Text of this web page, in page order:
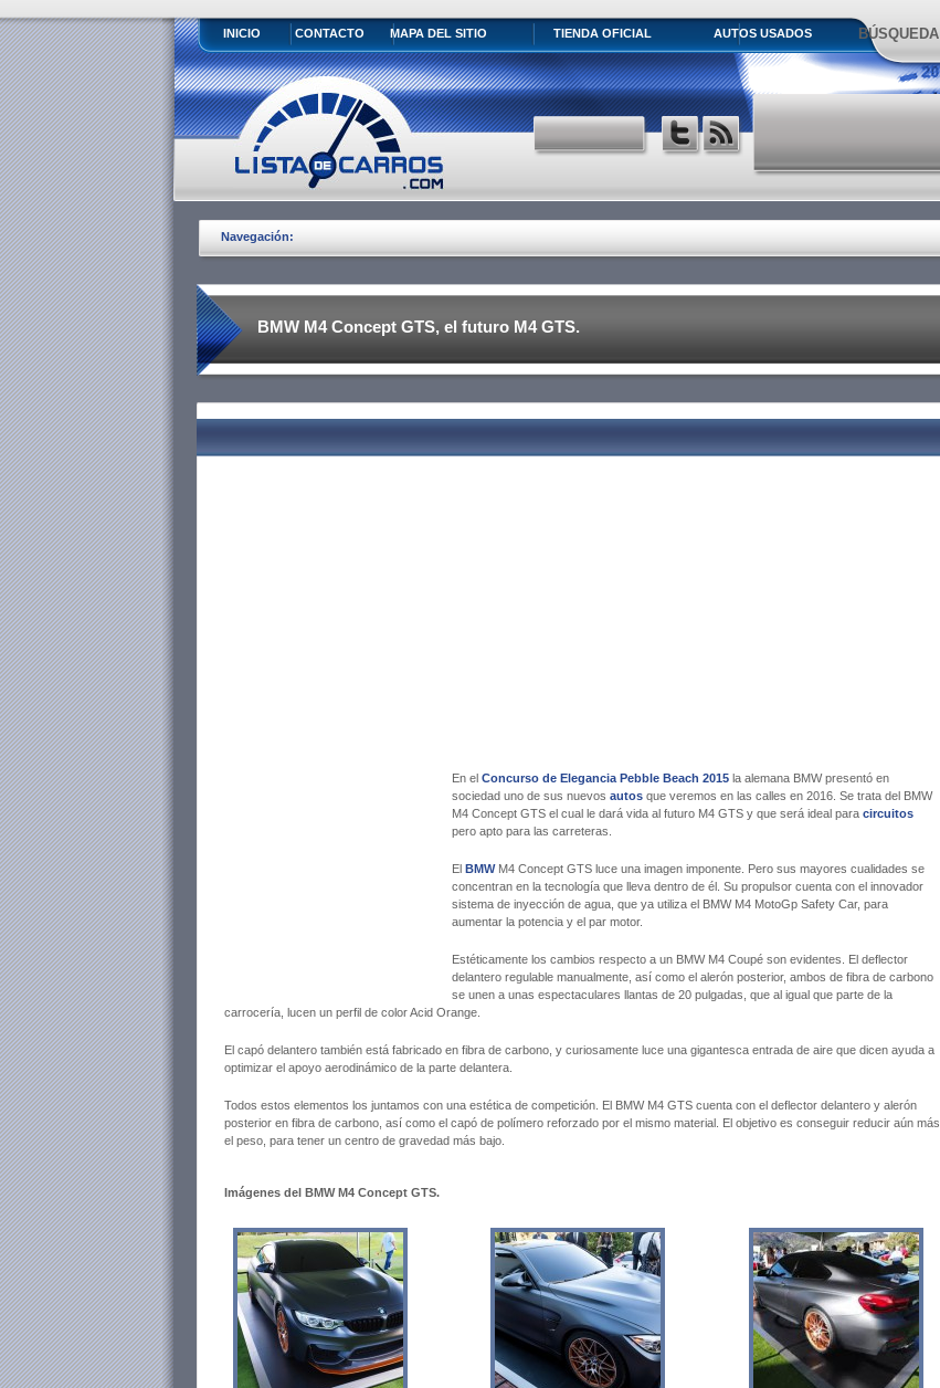
INICIO CONTACTO MAPA DEL SITIO TIENDA OFICIAL AUTOS USADOS BÚSQUEDA
Navegación:
BMW M4 Concept GTS, el futuro M4 GTS.
En el Concurso de Elegancia Pebble Beach 2015 la alemana BMW presentó en
sociedad uno de sus nuevos autos que veremos en las calles en 2016. Se trata del BMW
M4 Concept GTS el cual le dará vida al futuro M4 GTS y que será ideal para circuitos
pero apto para las carreteras.
El BMWM4 Concept GTS luce una imagen imponente. Pero sus mayores cualidades se
concentran en la tecnología que lleva dentro de él. Su propulsor cuenta con el innovador
sistema de inyección de agua, que ya utiliza el BMW M4 MotoGp Safety Car, para
aumentar la potencia y el par motor.
Estéticamente los cambios respecto a un BMW M4 Coupé son evidentes. El deflector
delantero regulable manualmente, así como el alerón posterior, ambos de fibra de carbono
se unen a unas espectaculares llantas de 20 pulgadas, que al igual que parte de la
carrocería, lucen un perfil de color Acid Orange.
El capó delantero también está fabricado en fibra de carbono, y curiosamente luce una gigantesca entrada de aire que dicen ayuda a
optimizar el apoyo aerodinámico de la parte delantera.
Todos estos elementos los juntamos con una estética de competición. El BMW M4 GTS cuenta con el deflector delantero y alerón
posterior en fibra de carbono, así como el capó de polímero reforzado por el mismo material. El objetivo es conseguir reducir aún más
el peso, para tener un centro de gravedad más bajo.
Imágenes del BMW M4 Concept GTS.